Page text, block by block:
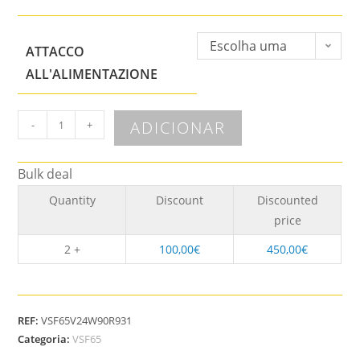
ATTACCO
ALL'ALIMENTAZIONE
Escolha uma
- + ADICIONAR
Bulk deal
Quantity Discount
Discounted
price
2 +
100,00€ 450,00€
REF:VSF65V24W90R931
Categoria:VSF65